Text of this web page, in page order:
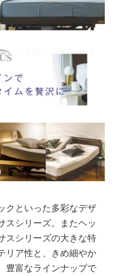
クといった多彩なデザ
スシリーズ。またヘッ
スシリーズの大きな特
リア性と、きめ細やか
豊富なラインナップで